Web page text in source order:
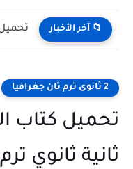
📁 آخر الأخبار
2 ثانوى ترم ثان جغرافيا
تحميل كتاب